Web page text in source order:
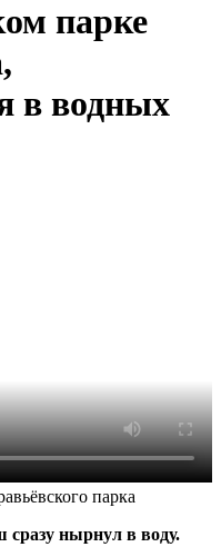
парке
в водных
парка
нырнул в воду.